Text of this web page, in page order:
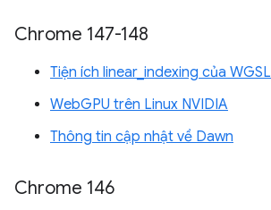
Chrome 147-148
Tiện ích linear_indexing của WGSL
WebGPU trên Linux NVIDIA
Thông tin cập nhật về Dawn
Chrome 146